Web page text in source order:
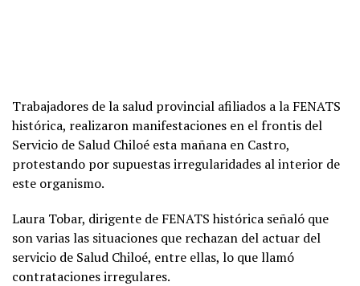
Trabajadores de la salud provincial afiliados a la FENATS
histórica, realizaron manifestaciones en el frontis del
Servicio de Salud Chiloé esta mañana en Castro,
protestando por supuestas irregularidades al interior de
este organismo.
Laura Tobar, dirigente de FENATS histórica señaló que
son varias las situaciones que rechazan del actuar del
servicio de Salud Chiloé, entre ellas, lo que llamó
contrataciones irregulares.